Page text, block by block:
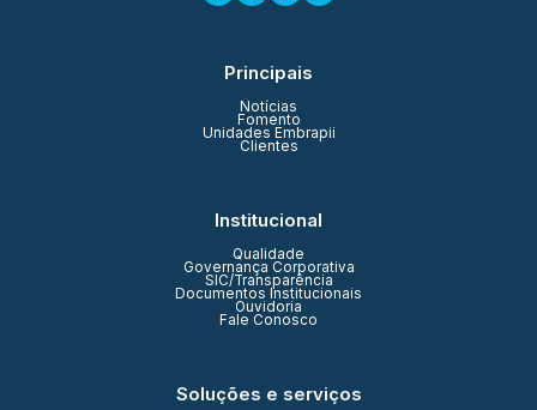
Principais
Notícias
Fomento
Unidades Embrapii
Clientes
Institucional
Qualidade
Governança Corporativa
SIC/Transparência
Documentos Institucionais
Ouvidoria
Fale Conosco
Soluções e serviços